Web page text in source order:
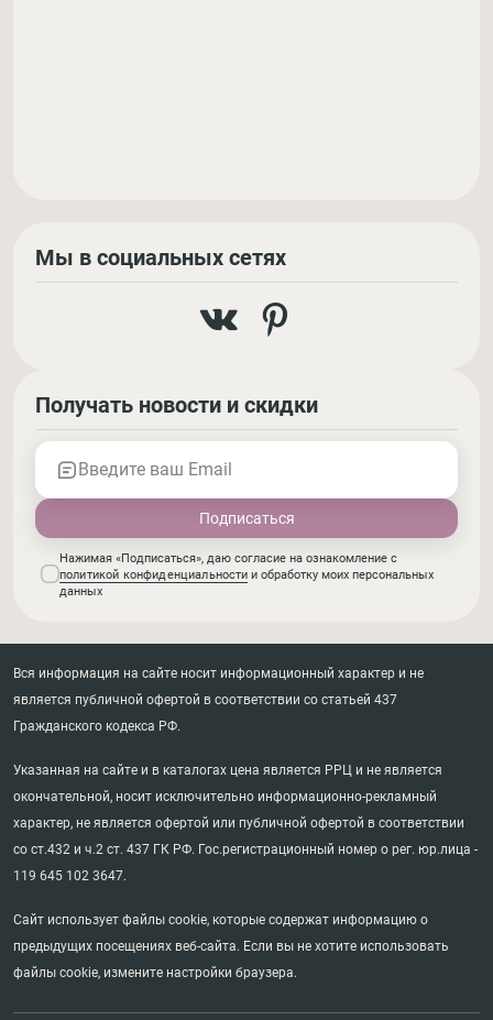
Мы в социальных сетях
Получать новости и скидки
Введите ваш Email
Нажимая «Подписаться», даю согласие на ознакомление с
политикой конфиденциальности и обработку моих персональных
данных
Вся информация на сайте носит информационный характер и не
является публичной офертой в соответствии со статьей 437
Гражданского кодекса РФ.
Указанная на сайте и в каталогах цена является РРЦ и не является
окончательной, носит исключительно информационно-рекламный
характер, не является офертой или публичной офертой в соответствии
со ст.432 и ч.2 ст. 437 ГК РФ. Гос.регистрационный номер о рег. юр.лица -
119 645 102 3647.
Сайт использует файлы cookie, которые содержат информацию о
предыдущих посещениях веб-сайта. Если вы не хотите использовать
файлы cookie, измените настройки браузера.